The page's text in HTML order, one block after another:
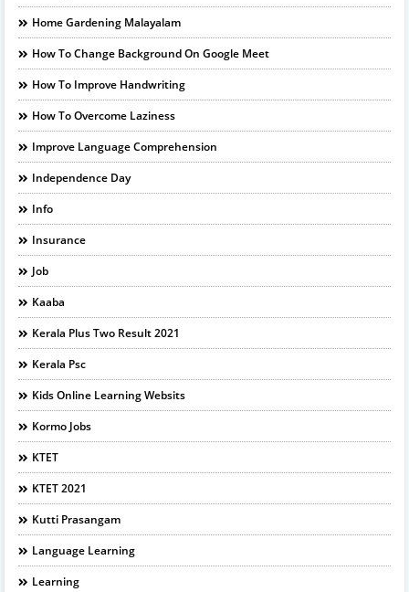
Home Gardening Malayalam
How To Change Background On Google Meet
How To Improve Handwriting
How To Overcome Laziness
Improve Language Comprehension
Independence Day
Info
Insurance
Job
Kaaba
Kerala Plus Two Result 2021
Kerala Psc
Kids Online Learning Websits
Kormo Jobs
KTET
KTET 2021
Kutti Prasangam
Language Learning
Learning